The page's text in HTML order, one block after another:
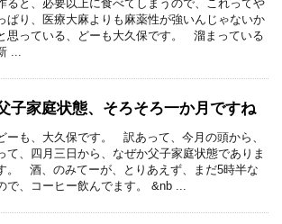
ると、必要以上に食べてしまうので、これってや
ぱり、医療大麻よりも麻薬性が強いんじゃないか
思っている、どーも大久保です。 溜まっている
...
子家庭状態、そろそろ一か月ですね
ーも、大久保です。 訳あって、今月の頭から、
て、四月三日から、なぜか父子家庭状態でありま
。 酒、のみてーが、とりあえず、まだ5時半な
で、コーヒー飲んでます。 &nb ...